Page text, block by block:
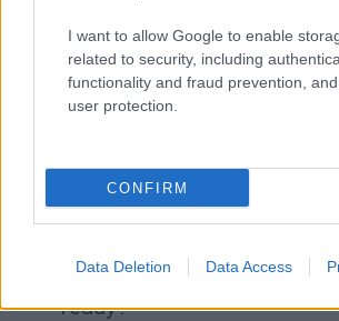
I want to allow Google to enable
related to security, including
functionality and fraud prevention,
user protection.
CONFIRM
Data Deletion Data Access
Αναφερόμενος εξάλλου στην
βρετανικής κυβέρνησης να
χρήση των βάσεών της στο
Βασίλειο για να εξαπολύονται
ότι, το Λονδίνο, θα έπρεπε να
γρηγορότερα τη βοήθειά του.
ready to end the war when
ready?